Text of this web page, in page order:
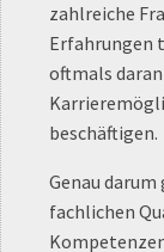
zahlreiche
Erfahrungen
oftmals
beschäftigen.
Genau
fachlichen